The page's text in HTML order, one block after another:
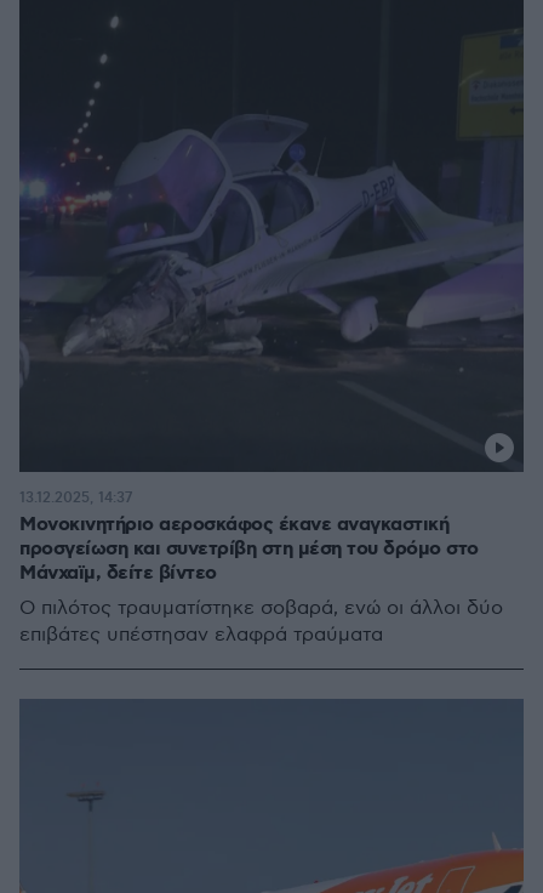
Μονοκινητήριο αεροσκάφος έκανε αναγκαστική
προσγείωση και συνετρίβη στη μέση του δρόμο στο
Μάνχαϊμ, δείτε βίντεο
Ο πιλότος τραυματίστηκε σοβαρά, ενώ οι άλλοι δύο
επιβάτες υπέστησαν ελαφρά τραύματα
13.12.2025, 14:37